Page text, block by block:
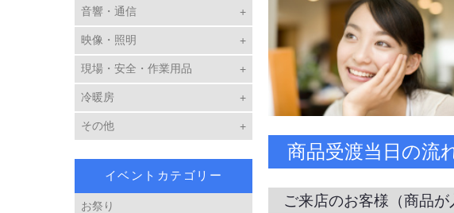
音響・通信
映像・照明
現場・安全・作業用品
冷暖房
その他
イベントカテゴリー
お祭り
商品受渡当日の流
ご来店のお客様（商品が